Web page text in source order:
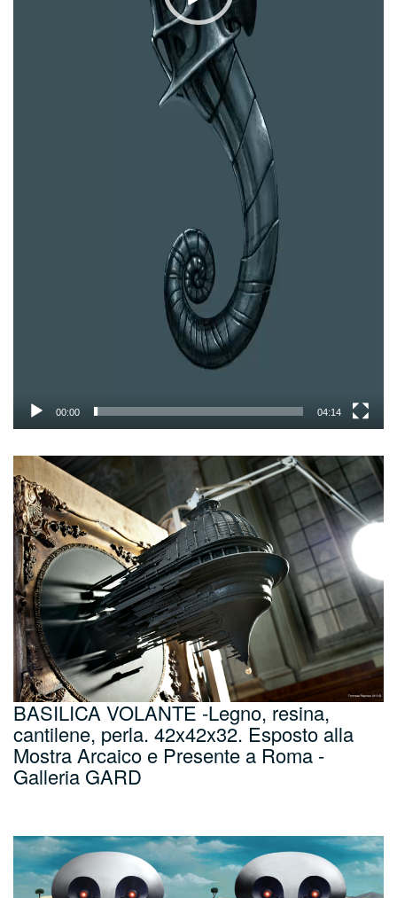
00:00 04:14
BASILICA VOLANTE -Legno, resina,
cantilene, perla. 42x42x32. Esposto alla
Mostra Arcaico e Presente a Roma -
Galleria GARD